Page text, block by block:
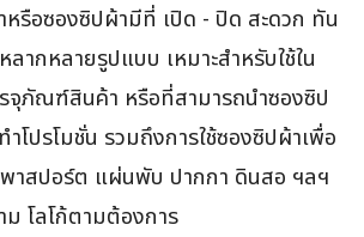
หรือซองซิปผ้ามีที่ เปิด - ปิด สะดวก ทัน
ากหลายรูปแบบ เหมาะสำหรับใช้ใน
จุภัณฑ์สินค้า หรือที่สามารถนำซองซิป
ำโปรโมชั่น รวมถึงการใช้ซองซิปผ้าเพื่อ
าสปอร์ต แผ่นพับ ปากกา ดินสอ ฯลฯ
โลโก้ตามต้องการ